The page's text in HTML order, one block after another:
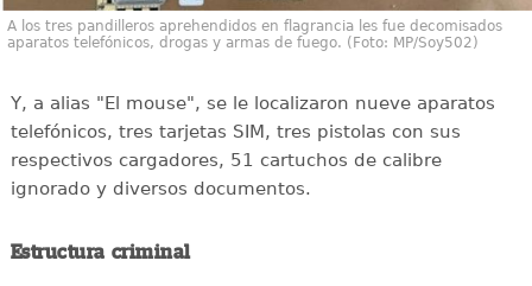
A los tres pandilleros aprehendidos en flagrancia les fue decomisados
aparatos telefónicos, drogas y armas de fuego. (Foto: MP/Soy502)
Y, a alias "El mouse", se le localizaron nueve aparatos
telefónicos, tres tarjetas SIM, tres pistolas con sus
respectivos cargadores, 51 cartuchos de calibre
ignorado y diversos documentos.
Estructura criminal